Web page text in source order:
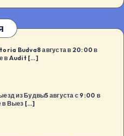
Budva8 августа в 20:00 в
в Audit […]
из Будвы5 августа с 9:00 в
в Выез […]